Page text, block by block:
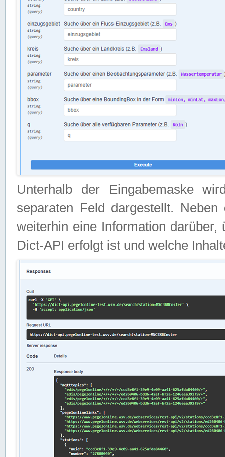
Unterhalb der Eingabemaske
separaten Feld dargestellt.
weiterhin eine Information
Dict-API erfolgt ist und welche